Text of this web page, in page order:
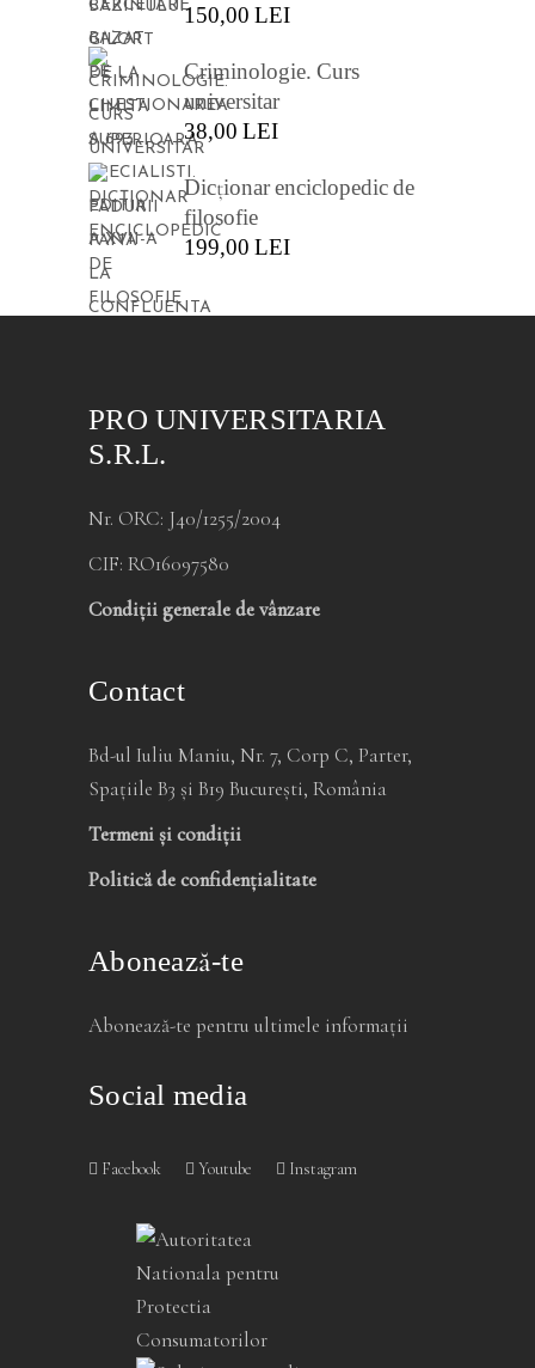
150,00 LEI
Criminologie. Curs
universitar
38,00 LEI
Dicționar enciclopedic de
filosofie
199,00 LEI
PRO UNIVERSITARIA
S.R.L.
Nr. ORC: J40/1255/2004
CIF: RO16097580
Condiții generale de vânzare
Contact
Bd-ul Iuliu Maniu, Nr. 7, Corp C, Parter,
Spațiile B3 și B19 București, România
Termeni și condiții
Politică de confidențialitate
Abonează-te
Abonează-te pentru ultimele informații
Social media
Facebook Youtube Instagram